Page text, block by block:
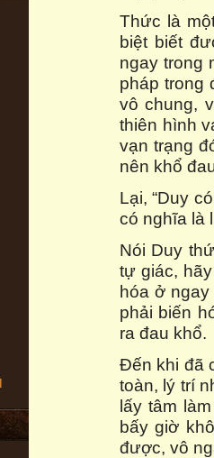
Thức là
biệt biết
ngay trong
pháp trong
vô chung,
thiên hình
vạn trạng
nên khổ
Lại, “Duy
có nghĩa là
Nói Duy
tự giác,
hóa ở
phải biến
ra đau khổ.
Ðến khi đã
toàn, lý trí
lấy tâm
bấy giờ
được, vô